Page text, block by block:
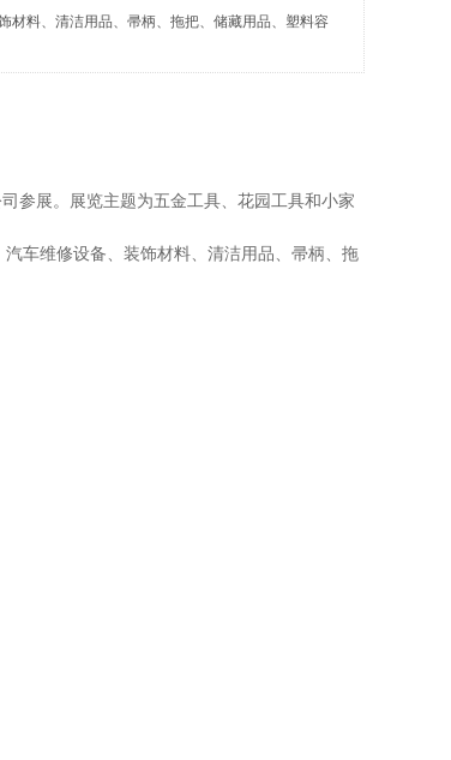
材料、清洁用品、帚柄、拖把、储藏用品、塑料容
参展。展览主题为五金工具、花园工具和小家
车维修设备、装饰材料、清洁用品、帚柄、拖